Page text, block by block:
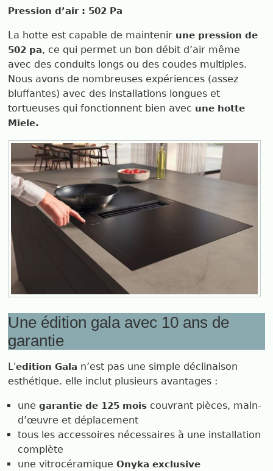
Pression d’air : 502 Pa
La hotte est capable de maintenir une pression de
502 pa, ce qui permet un bon débit d’air même
avec des conduits longs ou des coudes multiples.
Nous avons de nombreuses expériences (assez
bluffantes) avec des installations longues et
tortueuses qui fonctionnent bien avec une hotte
Miele.
Une édition gala avec 10 ans de
garantie
L'edition Gala n’est pas une simple déclinaison
esthétique. elle inclut plusieurs avantages :
unegarantie de 125 mois couvrant pièces, main-
d’œuvre et déplacement
tous les accessoires nécessaires à une installation
complète
une vitrocéramiqueOnyka exclusive